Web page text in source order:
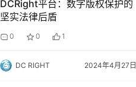
DCRight平台：数字版权保护的
坚实法律后盾
0 0 1
DC RIGHT 2024年4月27日